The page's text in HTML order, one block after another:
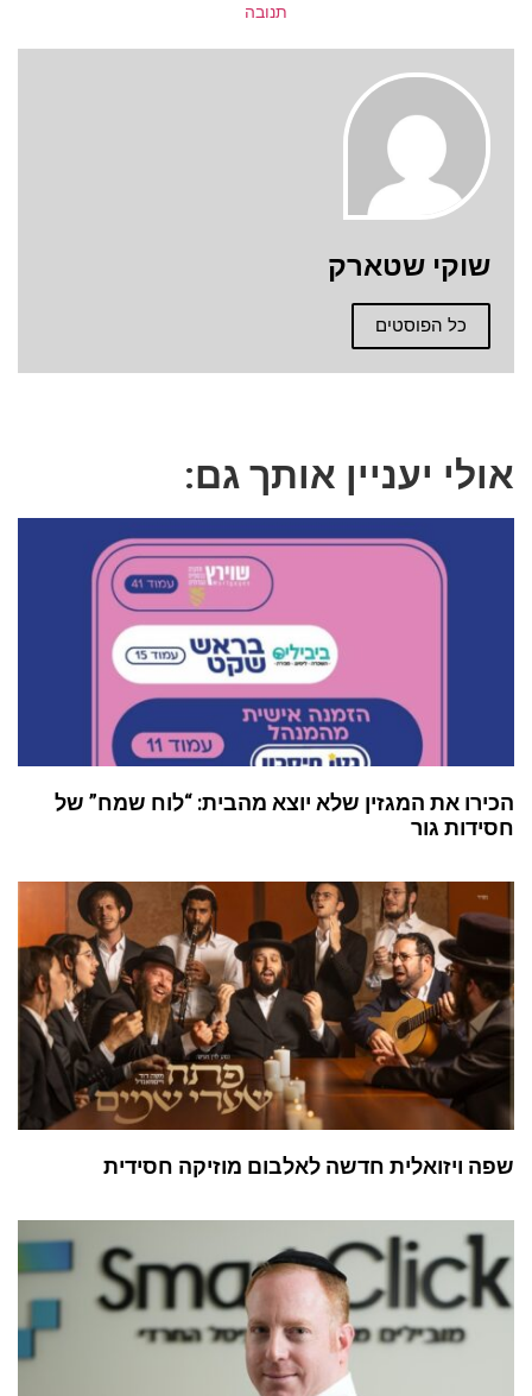
תנובה
שוקי שטארק
כל הפוסטים
אולי יעניין אותך גם:
הכירו את המגזין שלא יוצא מהבית: “לוח שמח” של
חסידות גור
שפה ויזואלית חדשה לאלבום מוזיקה חסידית